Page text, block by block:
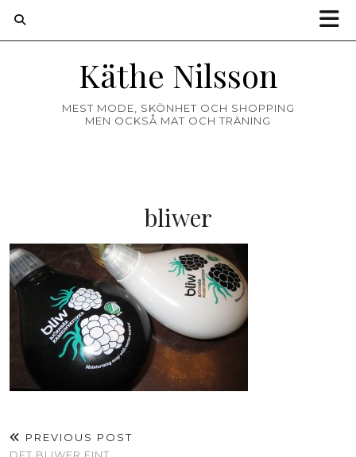
Käthe Nilsson
MEST MODE, SKÖNHET OCH SHOPPING
MEN OCKSÅ MAT OCH TRÄNING
bliwer
PREVIOUS POST